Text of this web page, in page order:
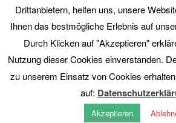
Drittanbietern, helfen uns, unsere
Ihnen das bestmögliche Erlebnis auf
Durch Klicken auf "Akzeptieren"
Nutzung dieser Cookies einverstanden.
zu unserem Einsatz von Cookies
auf:
Akzeptieren